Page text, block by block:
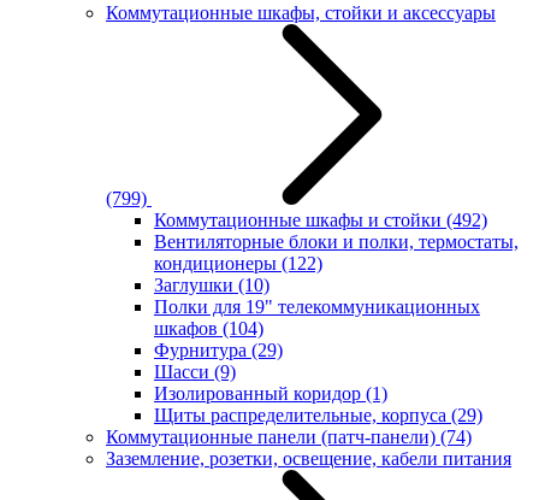
Коммутационные шкафы, стойки и аксессуары
(799)
Коммутационные шкафы и стойки (492)
Вентиляторные блоки и полки, термостаты,
кондиционеры (122)
Заглушки (10)
Полки для 19" телекоммуникационных
шкафов (104)
Фурнитура (29)
Шасси (9)
Изолированный коридор (1)
Щиты распределительные, корпуса (29)
Коммутационные панели (патч-панели) (74)
Заземление, розетки, освещение, кабели питания